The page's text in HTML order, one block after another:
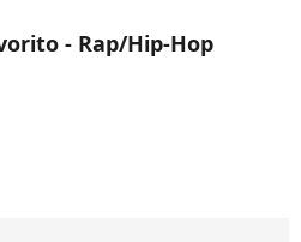
- Rap/Hip-Hop